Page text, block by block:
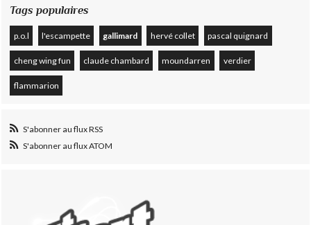
Tags populaires
p.o.l l'escampette gallimard hervé collet pascal quignard
cheng wing fun claude chambard moundarren verdier
flammarion
S'abonner au flux RSS
S'abonner au flux ATOM